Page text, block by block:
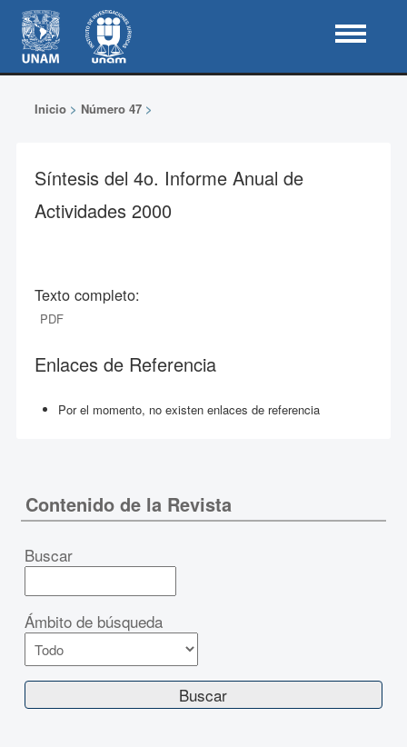
Inicio> Número 47>
Síntesis del 4o. Informe Anual de
Actividades 2000
Texto completo:
PDF
Enlaces de Referencia
Por el momento, no existen enlaces de referencia
Contenido de la Revista
Buscar
Ámbito de búsqueda